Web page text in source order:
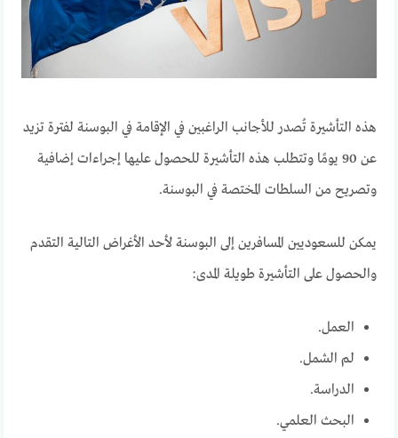
هذه التأشيرة تُصدر للأجانب الراغبين في الإقامة في البوسنة لفترة تزيد
عن 90 يومًا وتتطلب هذه التأشيرة للحصول عليها إجراءات إضافية
وتصريح من السلطات المختصة في البوسنة.
يمكن للسعوديين المسافرين إلى البوسنة لأحد الأغراض التالية التقدم
والحصول على التأشيرة طويلة المدى:
العمل.
لم الشمل.
الدراسة.
البحث العلمي.